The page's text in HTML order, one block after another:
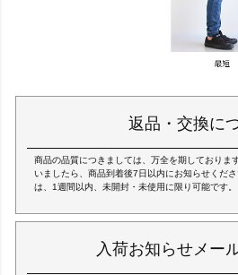
返品・交換に
商品の品質につきましては、万全を期しておりま
いましたら、商品到着後7日以内にお知らせくだ
は、1週間以内、未開封・未使用に限り可能です。
入荷お知らせメー